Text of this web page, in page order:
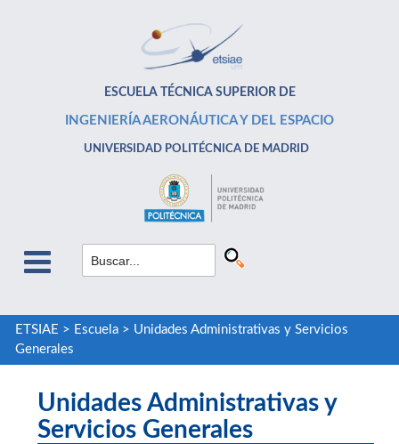
ESCUELA TÉCNICA SUPERIOR DE
INGENIERÍA AERONÁUTICA Y DEL ESPACIO
UNIVERSIDAD POLITÉCNICA DE MADRID
ETSIAE > Escuela> Unidades Administrativas y Servicios
Generales
Unidades Administrativas y
Servicios Generales